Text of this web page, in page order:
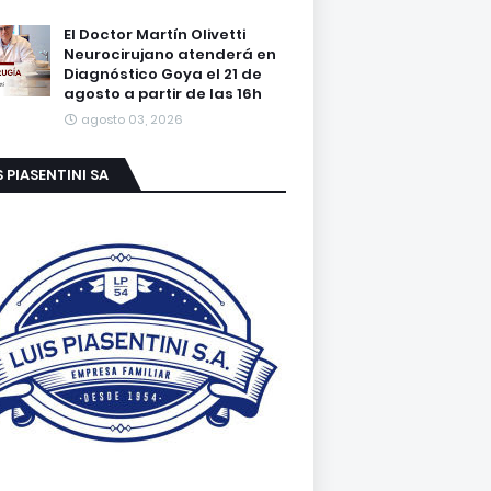
El Doctor Martín Olivetti
Neurocirujano atenderá en
Diagnóstico Goya el 21 de
agosto a partir de las 16h
agosto 03, 2026
PIASENTINI SA